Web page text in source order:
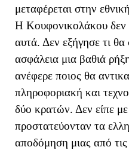
μεταφέρεται στην
Η Κουφονικολάκου δεν
αυτά. Δεν εξήγησε τι θα
ασφάλεια μια βαθιά
ανέφερε ποιος θα
πληροφοριακή και
δύο κρατών. Δεν είπε
προστατεύονταν τα
αποδόμηση μιας από τις